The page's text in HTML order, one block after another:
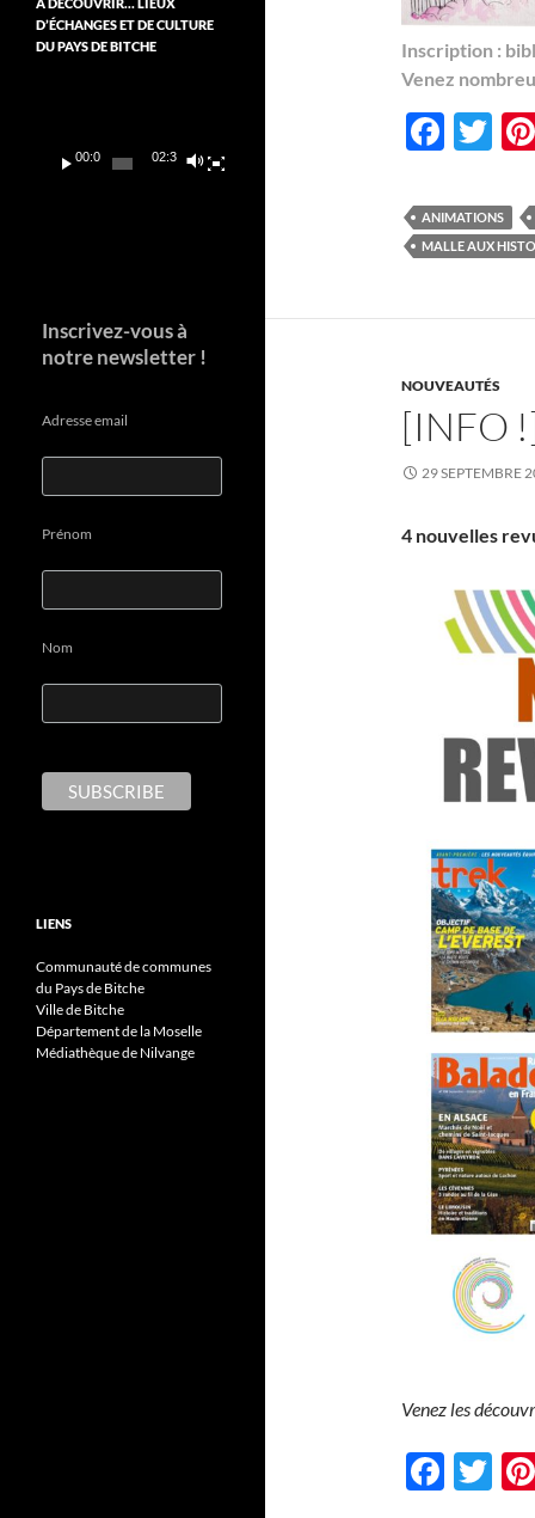
Inscription :
Venez
F
e
b
o
T
itt
er
ANIMATIONS
MALLE AUX
NOUVEAUTÉS
[INFO
29 SEPTEMBRE
4 nouvelles
Venez les
F
T
A DÉCOUVRIR… LIEUX
D’ÉCHANGES ET DE CULTURE
DU PAYS DE BITCHE
00:00 02:37
Inscrivez-vous à
notre newsletter !
Adresse email
Prénom
Nom
LIENS
Communauté de communes
du Pays de Bitche
Ville de Bitche
Département de la Moselle
Médiathèque de Nilvange